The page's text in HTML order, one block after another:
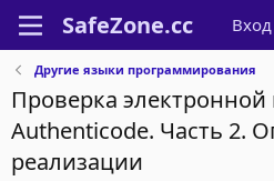
Вход
Другие языки программирования
Проверка
Authenticode. Часть 2.
реализации